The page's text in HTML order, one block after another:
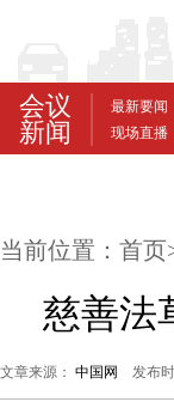
当前位置： 首页
慈善法
文章来源： 中国网 发布时